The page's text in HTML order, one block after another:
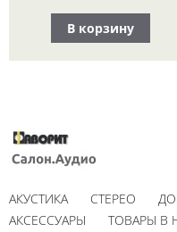
В корзину
АКУСТИКА СТЕРЕО
АКСЕССУАРЫ
ТОВАРЫ В